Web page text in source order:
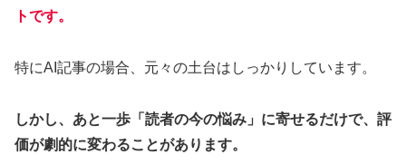
トです。
特にAI記事の場合、元々の土台はしっかりしています。
しかし、あと一歩「読者の今の悩み」に寄せるだけで、評
価が劇的に変わることがあります。